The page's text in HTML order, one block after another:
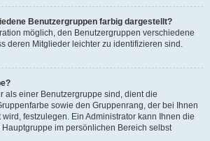
Benutzergruppen farbig dargestellt?
möglich, den Benutzergruppen verschiedene
deren Mitglieder leichter zu identifizieren sind.
als einer Benutzergruppe sind, dient die
sowie den Gruppenrang, der bei Ihnen
festzulegen. Ein Administrator kann Ihnen die
im persönlichen Bereich selbst